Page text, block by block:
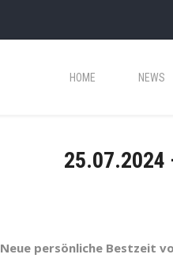
HOME NEWS
25.07.2024
Neue persönliche Bestzeit